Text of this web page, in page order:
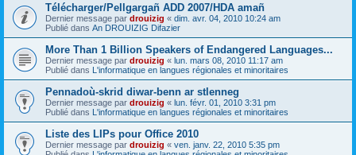
Télécharger/Pellgargañ ADD 2007/HDA amañ
Dernier message par drouizig « dim. avr. 04, 2010 10:24 am
Publié dans An DROUIZIG Difazier
More Than 1 Billion Speakers of Endangered Languages...
Dernier message par drouizig « lun. mars 08, 2010 11:17 am
Publié dans L'informatique en langues régionales et minoritaires
Pennadoù-skrid diwar-benn ar stlenneg
Dernier message par drouizig « lun. févr. 01, 2010 3:31 pm
Publié dans L'informatique en langues régionales et minoritaires
Liste des LIPs pour Office 2010
Dernier message par drouizig « ven. janv. 22, 2010 5:35 pm